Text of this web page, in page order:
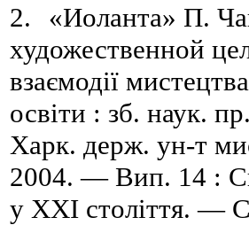
2.
«Иоланта» П.
художественной
взаємодії
освіти : зб. наук.
Харк. держ. ун-т
2004. — Вип. 14 :
у ХХІ століття. —